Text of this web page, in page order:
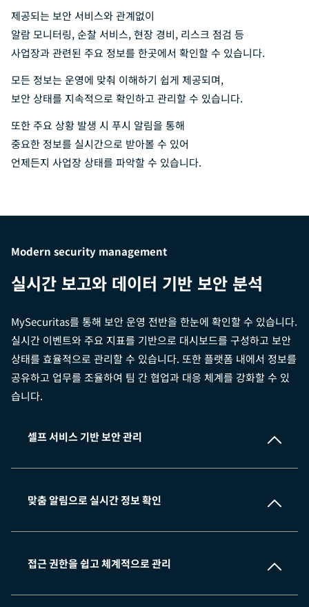
제공되는 보안 서비스와 관계없이
알람 모니터링, 순찰 서비스, 현장 경비, 리스크 점검 등
사업장과 관련된 주요 정보를 한곳에서 확인할 수 있습니다.
모든 정보는 운영에 맞춰 이해하기 쉽게 제공되며,
보안 상태를 지속적으로 확인하고 관리할 수 있습니다.
또한 주요 상황 발생 시 푸시 알림을 통해
중요한 정보를 실시간으로 받아볼 수 있어
언제든지 사업장 상태를 파악할 수 있습니다.
Modern security management
실시간 보고와 데이터 기반 보안 분석
MySecuritas를 통해 보안 운영 전반을 한눈에 확인할 수 있습니다.
실시간 이벤트와 주요 지표를 기반으로 대시보드를 구성하고 보안
상태를 효율적으로 관리할 수 있습니다. 또한 플랫폼 내에서 정보를
공유하고 업무를 조율하여 팀 간 협업과 대응 체계를 강화할 수 있
습니다.
셀프 서비스 기반 보안 관리
맞춤 알림으로 실시간 정보 확인
접근 권한을 쉽고 체계적으로 관리